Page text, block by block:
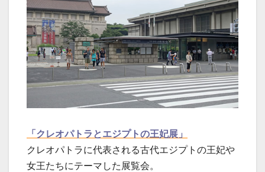
「クレオパトラとエジプトの王妃展」
クレオパトラに代表される古代エジプトの王妃や
女王たちにテーマした展覧会。